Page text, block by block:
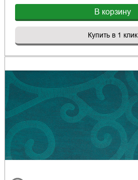
В корзину
Купить в 1 клик